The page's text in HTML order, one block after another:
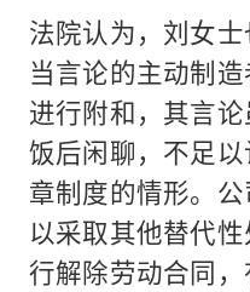
法院认为，刘女
当言论的主动制
进行附和，其言
饭后闲聊，不足
章制度的情形。
以采取其他替代
行解除劳动合同